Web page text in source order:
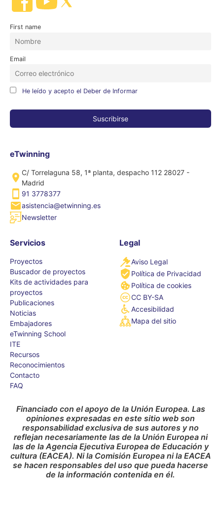
First name
Email
He leído y acepto el Deber de Informar
eTwinning
C/ Torrelaguna 58, 1ª planta, despacho 112 28027 -
Madrid
91 3778377
asistencia@etwinning.es
Newsletter
Servicios
Proyectos
Buscador de proyectos
Kits de actividades para
proyectos
Publicaciones
Noticias
Embajadores
eTwinning School
ITE
Recursos
Reconocimientos
Contacto
FAQ
Legal
Aviso Legal
Política de Privacidad
Política de cookies
CC BY-SA
Accesibilidad
Mapa del sitio
Financiado con el apoyo de la Unión Europea. Las
opiniones expresadas en este sitio web son
responsabilidad exclusiva de sus autores y no
reflejan necesariamente las de la Unión Europea ni
las de la Agencia Ejecutiva Europea de Educación y
cultura (EACEA). Ni la Comisión Europea ni la EACEA
se hacen responsables del uso que pueda hacerse
de la información contenida en él.